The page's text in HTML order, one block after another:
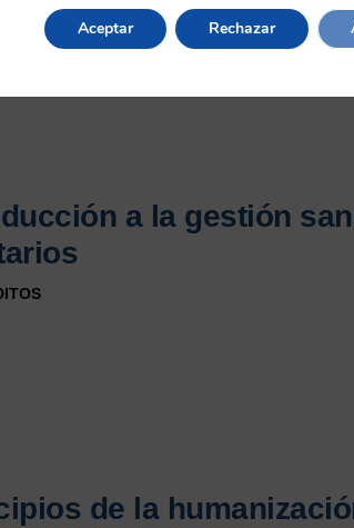
a la gestión
de la
Aceptar Rechazar